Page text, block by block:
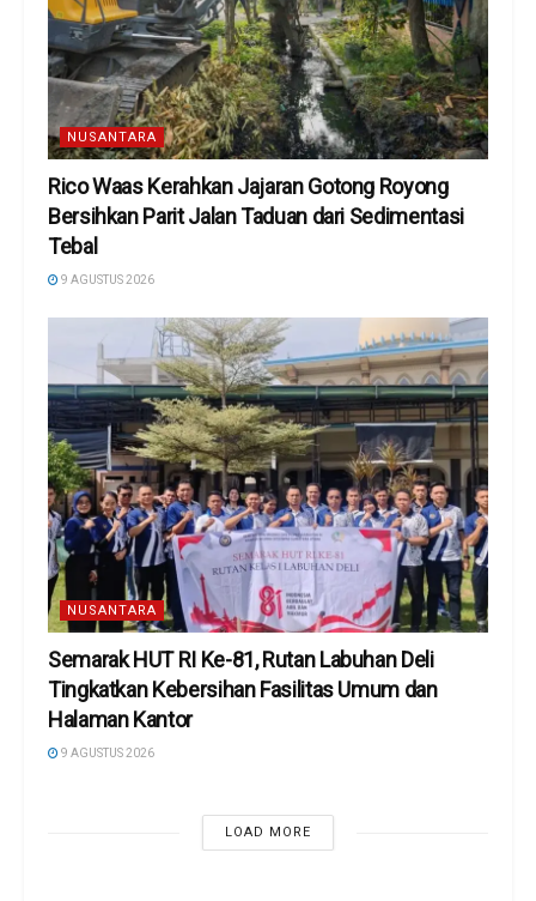
NUSANTARA
Rico Waas Kerahkan Jajaran Gotong Royong
Bersihkan Parit Jalan Taduan dari Sedimentasi
Tebal
9 AGUSTUS 2026
NUSANTARA
Semarak HUT RI Ke-81, Rutan Labuhan Deli
Tingkatkan Kebersihan Fasilitas Umum dan
Halaman Kantor
9 AGUSTUS 2026
LOAD MORE